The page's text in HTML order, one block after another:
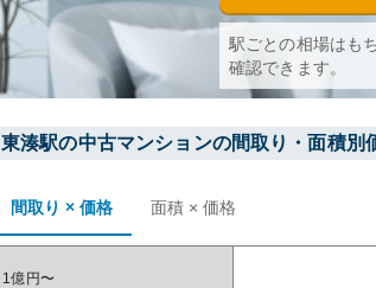
駅ごとの相場はも
確認できます。
東湊駅の中古マンションの間取り・面積別
間取り × 価格 面積 × 価格
1億円〜